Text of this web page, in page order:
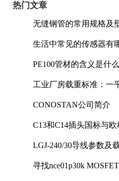
热门文章
无缝钢管的常用规格及
生活中常见的传感器有
PE100管材的含义是什么
工业厂房载重标准：一
CONOSTAN公司简介
C13和C14插头国标与
LGJ-240/30导线参数及
寻找nce01p30k